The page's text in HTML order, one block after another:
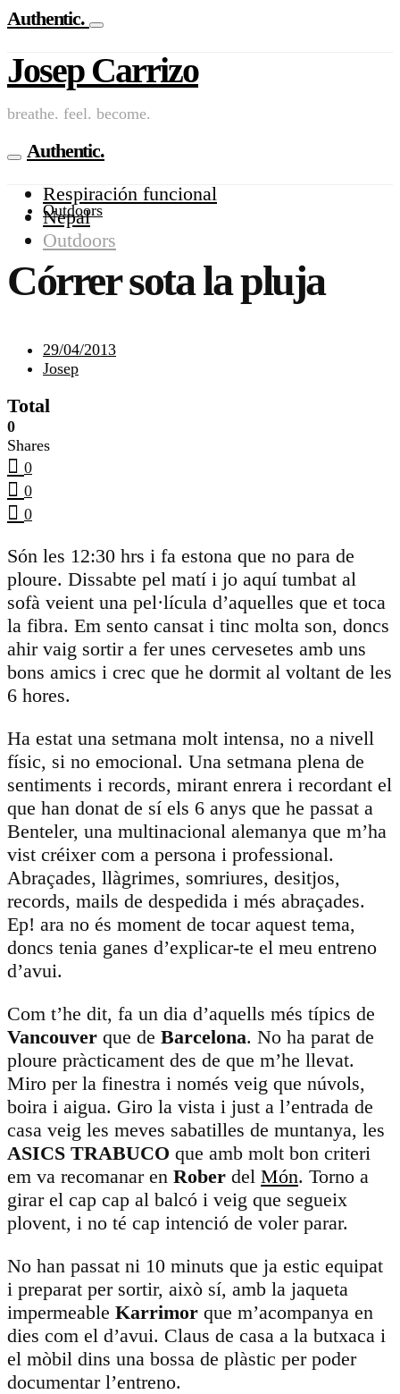
Authentic.
Josep Carrizo
breathe. feel. become.
Authentic.
Respiración funcional
Nepal
Outdoors
Outdoors
Córrer sota la pluja
29/04/2013
Josep
Total
0
Shares
0
0
0
Són les 12:30 hrs i fa estona que no para de
ploure. Dissabte pel matí i jo aquí tumbat al
sofà veient una pel·lícula d’aquelles que et toca
la fibra. Em sento cansat i tinc molta son, doncs
ahir vaig sortir a fer unes cervesetes amb uns
bons amics i crec que he dormit al voltant de les
6 hores.
Ha estat una setmana molt intensa, no a nivell
físic, si no emocional. Una setmana plena de
sentiments i records, mirant enrera i recordant el
que han donat de sí els 6 anys que he passat a
Benteler, una multinacional alemanya que m’ha
vist créixer com a persona i professional.
Abraçades, llàgrimes, somriures, desitjos,
records, mails de despedida i més abraçades.
Ep! ara no és moment de tocar aquest tema,
doncs tenia ganes d’explicar-te el meu entreno
d’avui.
Com t’he dit, fa un dia d’aquells més típics de
Vancouver que de Barcelona. No ha parat de
ploure pràcticament des de que m’he llevat.
Miro per la finestra i només veig que núvols,
boira i aigua. Giro la vista i just a l’entrada de
casa veig les meves sabatilles de muntanya, les
ASICS TRABUCO que amb molt bon criteri
em va recomanar en Rober del Món. Torno a
girar el cap cap al balcó i veig que segueix
plovent, i no té cap intenció de voler parar.
No han passat ni 10 minuts que ja estic equipat
i preparat per sortir, això sí, amb la jaqueta
impermeable Karrimor que m’acompanya en
dies com el d’avui. Claus de casa a la butxaca i
el mòbil dins una bossa de plàstic per poder
documentar l’entreno.